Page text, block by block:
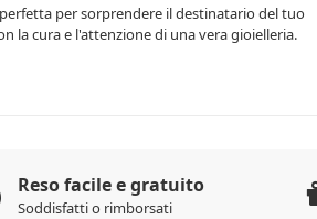
per sorprendere il destinatario del tuo
la cura e l'attenzione di una vera gioielleria.
Reso facile e gratuito
Soddisfatti o rimborsati